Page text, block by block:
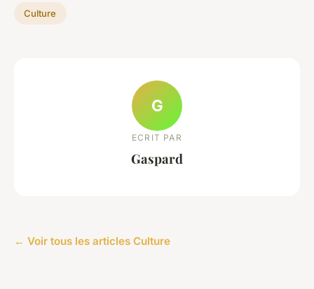
Culture
G
ECRIT PAR
Gaspard
← Voir tous les articles Culture